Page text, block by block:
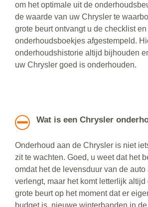
om het optimale uit de
de waarde van uw Chrysler te
grote beurt ontvangt u de checklist
onderhoudsboekjes afgestempeld.
onderhoudshistorie altijd bijhouden
uw Chrysler goed is onderhouden.
Wat is een Chrysler
Onderhoud aan de Chrysler is niet
zit te wachten. Goed, u weet dat het
omdat het de levensduur van de
verlengt, maar het komt letterlijk
grote beurt op het moment dat er